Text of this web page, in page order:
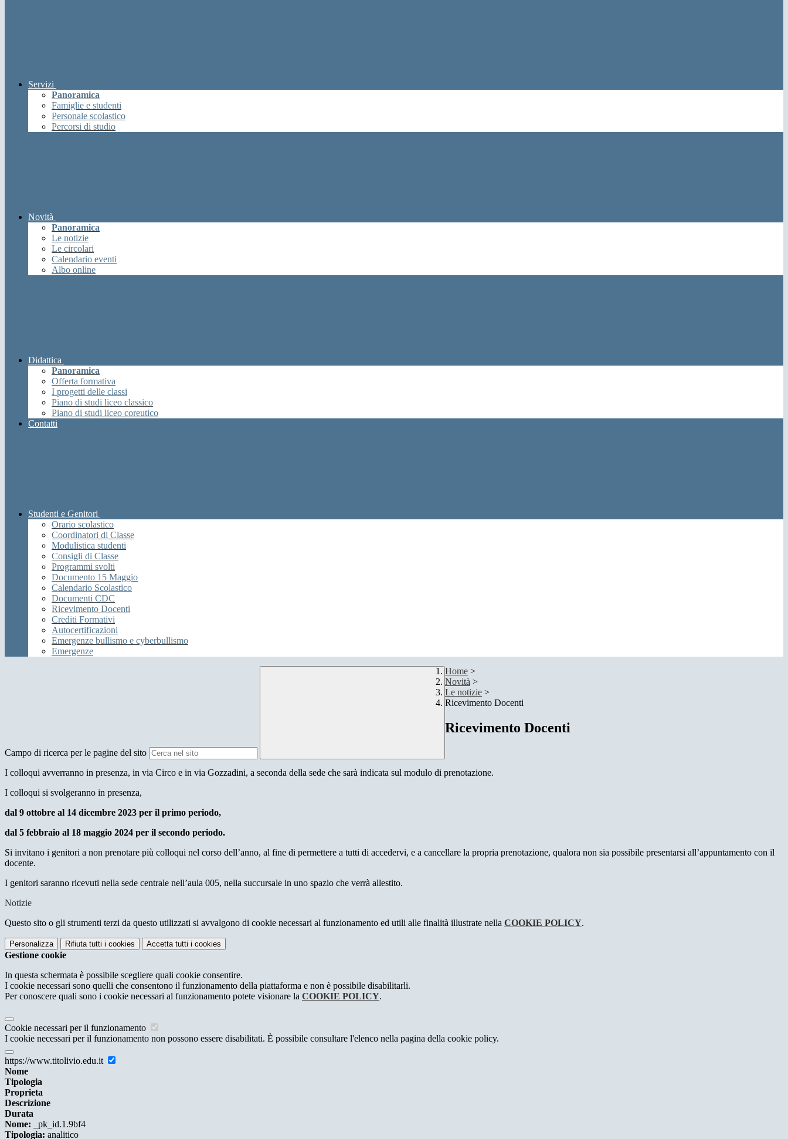
Servizi
Panoramica
Famiglie e studenti
Personale scolastico
Percorsi di studio
Novità
Panoramica
Le notizie
Le circolari
Calendario eventi
Albo online
Didattica
Panoramica
Offerta formativa
I progetti delle classi
Piano di studi liceo classico
Piano di studi liceo coreutico
Contatti
Studenti e Genitori
Orario scolastico
Coordinatori di Classe
Modulistica studenti
Consigli di Classe
Programmi svolti
Documento 15 Maggio
Calendario Scolastico
Documenti CDC
Ricevimento Docenti
Crediti Formativi
Autocertificazioni
Emergenze bullismo e cyberbullismo
Emergenze
Campo di ricerca per le pagine del sito
Home >
Novità >
Le notizie >
Ricevimento Docenti
Ricevimento Docenti
I colloqui avverranno in presenza, in via Circo e in via Gozzadini, a seconda della sede che sarà indicata sul modulo di prenotazione.
I colloqui si svolgeranno in presenza,
dal 9 ottobre al 14 dicembre 2023 per il primo periodo,
dal 5 febbraio al 18 maggio 2024 per il secondo periodo.
Si invitano i genitori a non prenotare più colloqui nel corso dell’anno, al fine di permettere a tutti di accedervi, e a cancellare la propria prenotazione, qualora non sia possibile presentarsi all’appuntamento con il
docente.
I genitori saranno ricevuti nella sede centrale nell’aula 005, nella succursale in uno spazio che verrà allestito.
Notizie
Questo sito o gli strumenti terzi da questo utilizzati si avvalgono di cookie necessari al funzionamento ed utili alle finalità illustrate nella COOKIE POLICY.
Personalizza Rifiuta tutti i cookies Accetta tutti i cookies
Gestione cookie
In questa schermata è possibile scegliere quali cookie consentire.
I cookie necessari sono quelli che consentono il funzionamento della piattaforma e non è possibile disabilitarli.
Per conoscere quali sono i cookie necessari al funzionamento potete visionare la COOKIE POLICY.
Cookie necessari per il funzionamento
I cookie necessari per il funzionamento non possono essere disabilitati. È possibile consultare l'elenco nella pagina della cookie policy.
https://www.titolivio.edu.it
Nome
Tipologia
Proprieta
Descrizione
Durata
Nome: _pk_id.1.9bf4
Tipologia: analitico